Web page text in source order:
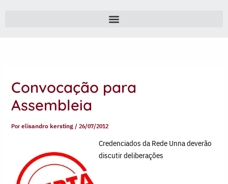
Convocação para
Assembleia
Porelisandro kersting /26/07/2012
Credenciados da Rede Unna deverão
discutir deliberações